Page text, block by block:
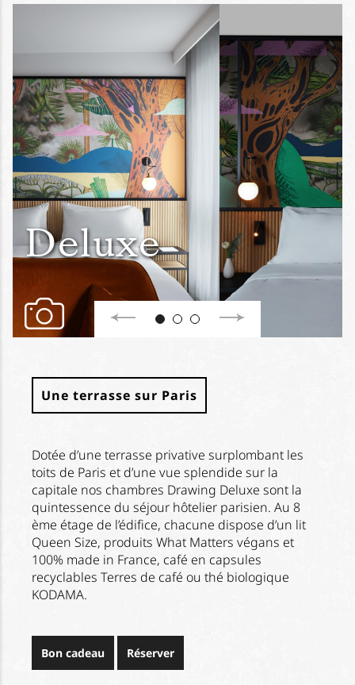
Deluxe
Une terrasse sur Paris
Dotée d’une terrasse privative surplombant les
toits de Paris et d’une vue splendide sur la
capitale nos chambres Drawing Deluxe sont la
quintessence du séjour hôtelier parisien. Au 8
ème étage de l’édifice, chacune dispose d’un lit
Queen Size, produits What Matters végans et
100% made in France, café en capsules
recyclables Terres de café ou thé biologique
KODAMA.
Bon cadeau Réserver